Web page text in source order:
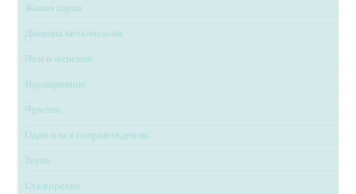
Живая сцена
Дневник металлолома
Лом и женский
Наращивание
Чувства
Один или в сопровождении
Звуки
Стажировки